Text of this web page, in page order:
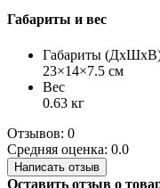
Габариты и вес
Габариты
23×14×7.5 см
Вес
0.63 кг
Отзывов: 0
Средняя оценка: 0.0
Написать отзыв
Оставить отзыв о